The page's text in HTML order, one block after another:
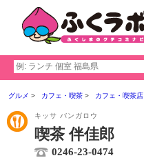
グルメ カフェ・喫茶 カフェ・喫茶店
キッサ バンガロウ
喫茶 伴佳郎
0246-23-0474